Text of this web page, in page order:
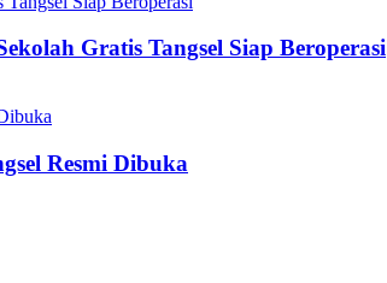
Gratis Tangsel Siap Beroperasi
Resmi Dibuka